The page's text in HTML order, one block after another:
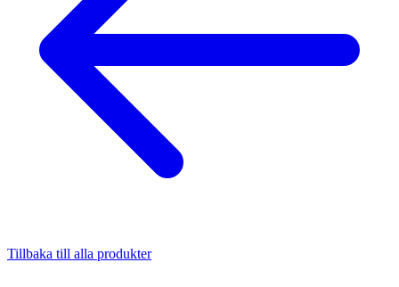
Tillbaka till alla produkter